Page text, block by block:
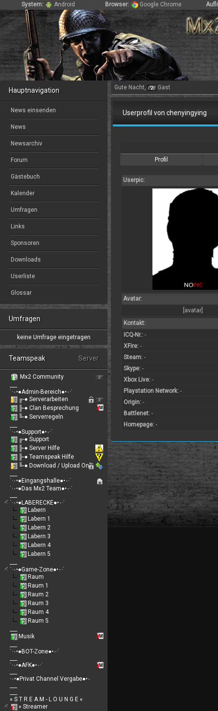
System: Android Browser: Google Chrome
Hauptnavigation
News einsenden
News
Newsarchiv
Forum
Gästebuch
Kalender
Umfragen
Links
Sponsoren
Downloads
Userliste
Glossar
Umfragen
keine Umfrage eingetragen
Teamspeak Server
Mx2 Community
˙·٠•●Admin-Bereich●•٠·˙
╔-● Serverarbeiten
╠-● Clan Besprechung
╚-● Serverregeln
˙·٠•●Support●•٠·˙
╔-● Support
╠-● Server Hilfe
╠-● Teamspeak Hilfe
╚-● Download / Upload Only
˙·٠•●Eingangshalle●•٠·˙
˙·٠•●Das Mx2 Team●•٠·˙
˙·٠•●LABERECKE●•٠·˙
Labern
Labern 1
Labern 2
Labern 3
Labern 4
Labern 5
˙·٠•●Game-Zone●•٠·˙
Raum
Raum 1
Raum 2
Raum 3
Raum 4
Raum 5
Musik
˙·٠•●BOT-Zone●•٠·˙
˙·٠•●AFK●•٠·˙
·٠•●Privat Channel Vergabe●•٠
» S T R E A M - L O U N G E «
» Streamer
Gute Nacht, Gast
Userprofil von chenyingying
Profil
Userpic:
Avatar:
[avatar]
Kontakt:
ICQ-Nr.: -
XFire: -
Steam: -
Skype: -
Xbox Live: -
Playstation Network: -
Origin: -
Battlenet: -
Homepage: -